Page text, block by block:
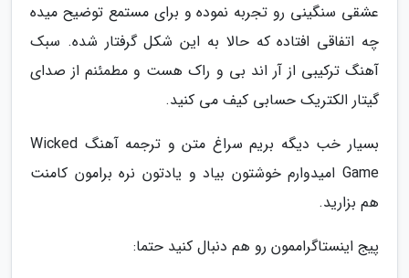
عشقی سنگینی رو تجربه نموده و برای مستمع توضیح میده
چه اتفاقی افتاده که حالا به این شکل گرفتار شده. سبک
آهنگ ترکیبی از آر اند بی و راک هست و مطمئنم از صدای
گیتار الکتریک حسابی کیف می کنید.
بسیار خب دیگه بریم سراغ متن و ترجمه آهنگ Wicked
Game امیدوارم خوشتون بیاد و یادتون نره برامون کامنت
هم بزارید.
پیج اینستاگراممون رو هم دنبال کنید حتما: